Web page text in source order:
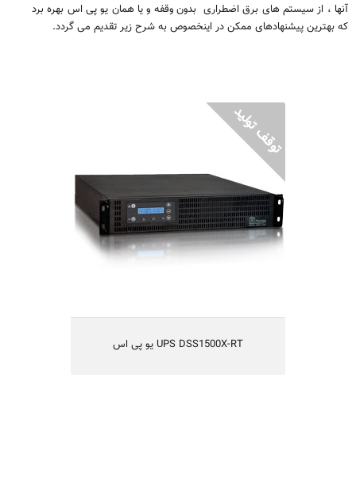
آنها ، از سیستم های برق اضطراری بدون وقفه و یا همان یو پی اس بهره برد
که بهترین پیشنهادهای ممکن در اینخصوص به شرح زیر تقدیم می گردد.
UPS DSS1500X-RT یو پی اس
تکنولوژی IGBT و یا طراحی بدون ترانس
قابلیت کارکردن با ژنراتور
راندمان بالا
یکسال گارانتی و 5 سال تامین قطعات
مناسب شبکه های کامپیوتری کوچک ومتوسط،
سیستم های مخابراتی، آزمایشگاهی و اندازه گیری